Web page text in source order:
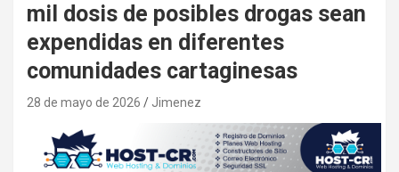
mil dosis de posibles drogas sean
expendidas en diferentes
comunidades cartaginesas
28 de mayo de 2026 Jimenez